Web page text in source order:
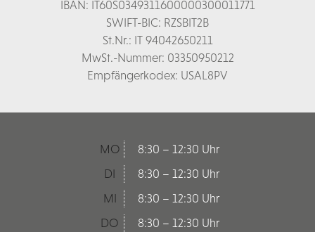
IBAN: IT60S0349311600000300011771
SWIFT-BIC: RZSBIT2B
St.Nr.: IT 94042650211
MwSt.-Nummer: 03350950212
Empfängerkodex: USAL8PV
MO
8:30 – 12:30 Uhr
DI
8:30 – 12:30 Uhr
MI
8:30 – 12:30 Uhr
DO
8:30 – 12:30 Uhr